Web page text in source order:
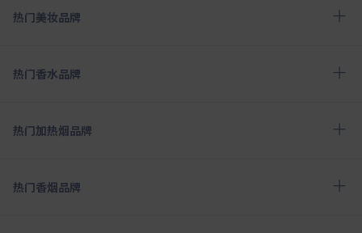
热门美妆品牌
热门香水品牌
热门加热烟品牌
热门香烟品牌